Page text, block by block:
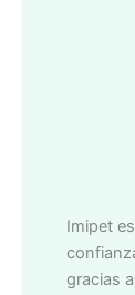
Imipet
gracias